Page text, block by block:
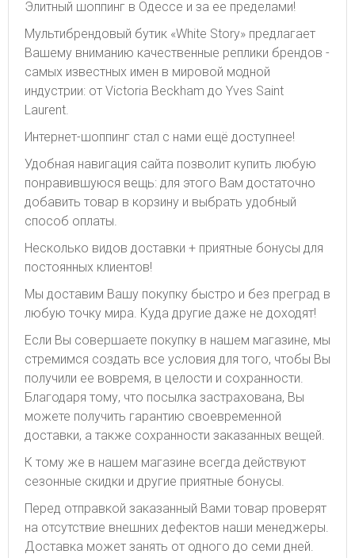
Элитный шоппинг в Одессе и за ее пределами!
Мультибрендовый бутик «White Story» предлагает
Вашему вниманию качественные реплики брендов -
самых известных имен в мировой модной
индустрии: от Victoria Beckham до Yves Saint
Laurent.
Интернет-шоппинг стал с нами ещё доступнее!
Удобная навигация сайта позволит купить любую
понравившуюся вещь: для этого Вам достаточно
добавить товар в корзину и выбрать удобный
способ оплаты.
Несколько видов доставки + приятные бонусы для
постоянных клиентов!
Мы доставим Вашу покупку быстро и без преград в
любую точку мира. Куда другие даже не доходят!
Если Вы совершаете покупку в нашем магазине, мы
стремимся создать все условия для того, чтобы Вы
получили ее вовремя, в целости и сохранности.
Благодаря тому, что посылка застрахована, Вы
можете получить гарантию своевременной
доставки, а также сохранности заказанных вещей.
К тому же в нашем магазине всегда действуют
сезонные скидки и другие приятные бонусы.
Перед отправкой заказанный Вами товар проверят
на отсутствие внешних дефектов наши менеджеры.
Доставка может занять от одного до семи дней.